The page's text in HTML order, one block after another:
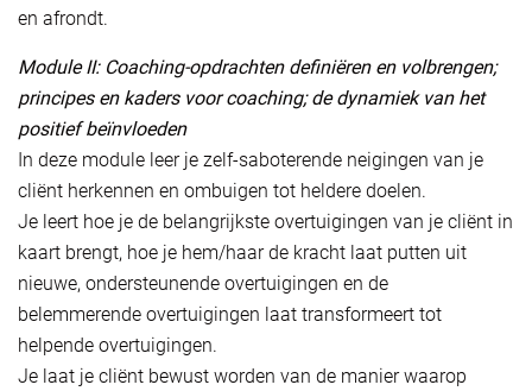
en afrondt.
Module II: Coaching-opdrachten definiëren en volbrengen;
principes en kaders voor coaching; de dynamiek van het
positief beïnvloeden
In deze module leer je zelf-saboterende neigingen van je
cliënt herkennen en ombuigen tot heldere doelen.
Je leert hoe je de belangrijkste overtuigingen van je cliënt in
kaart brengt, hoe je hem/haar de kracht laat putten uit
nieuwe, ondersteunende overtuigingen en de
belemmerende overtuigingen laat transformeert tot
helpende overtuigingen.
Je laat je cliënt bewust worden van de manier waarop